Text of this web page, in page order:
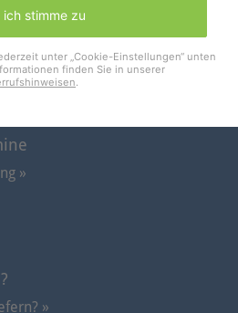
»
»
ich stimme zu
unter „Cookie-Einstellungen“ unten
finden Sie in unserer
.